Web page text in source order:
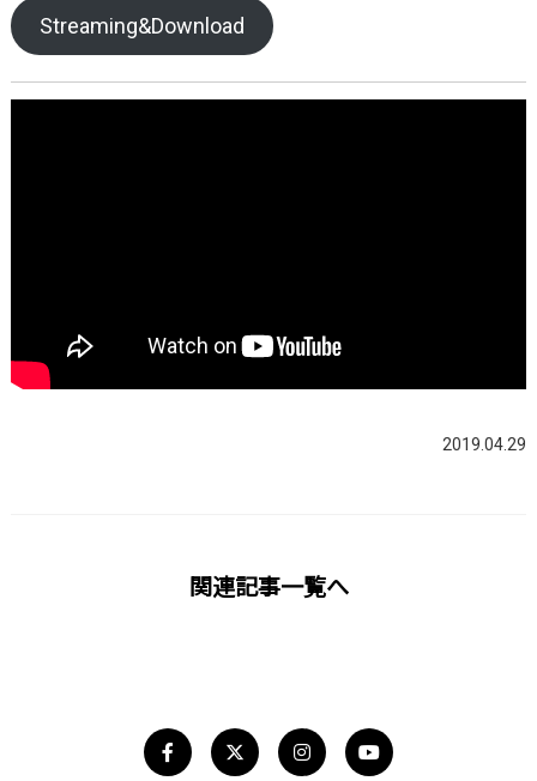
Streaming&Download
2019.04.29
関連記事一覧へ